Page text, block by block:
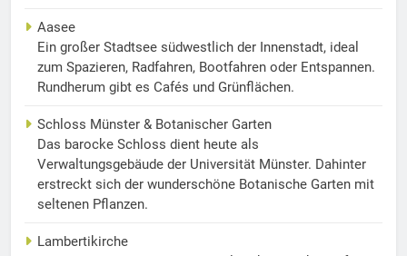
Aasee
Ein großer Stadtsee südwestlich der Innenstadt, ideal
zum Spazieren, Radfahren, Bootfahren oder Entspannen.
Rundherum gibt es Cafés und Grünflächen.
Schloss Münster & Botanischer Garten
Das barocke Schloss dient heute als
Verwaltungsgebäude der Universität Münster. Dahinter
erstreckt sich der wunderschöne Botanische Garten mit
seltenen Pflanzen.
Lambertikirche